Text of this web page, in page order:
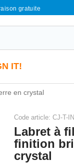
gratuite
IT!
en crystal
Code article: CJ-T-
Labret à
finition
crystal